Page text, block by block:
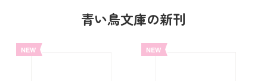
青い鳥文庫の新刊
NEW NEW